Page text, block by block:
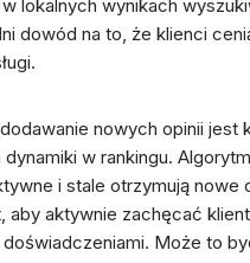
lokalnych wynikach
dowód na to, że klienci
nowych opinii jest
dynamiki w rankingu.
i stale otrzymują nowe
aby aktywnie zachęcać
Może to